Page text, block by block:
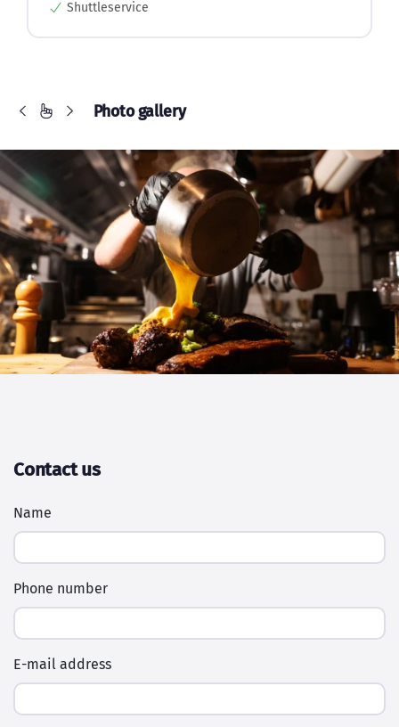
Name
Phone number
E-mail address
Message